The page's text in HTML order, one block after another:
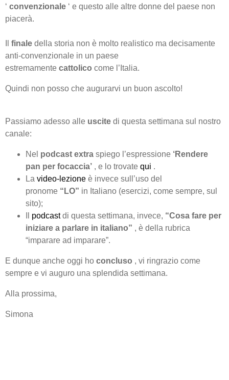
‘ convenzionale ‘ e questo alle altre donne del paese non
piacerà.
finale della storia non è molto realistico ma decisamente
anti-convenzionale in un paese
estremamente cattolico come l’Italia.
Quindi non posso che augurarvi un buon ascolto!
Passiamo adesso alle uscite di questa settimana sul nostro
canale:
Nel podcast extra spiego l’espressione ‘Rendere
pan per focaccia’ , e lo trovate qui .
La video-lezione è invece sull’uso del
pronome “LO” in Italiano (esercizi, come sempre, sul
sito);
podcastdi questa settimana, invece, “Cosa fare per
iniziare a parlare in italiano” , è della rubrica
“imparare ad imparare”.
E dunque anche oggi ho concluso , vi ringrazio come
sempre e vi auguro una splendida settimana.
Alla prossima,
Simona